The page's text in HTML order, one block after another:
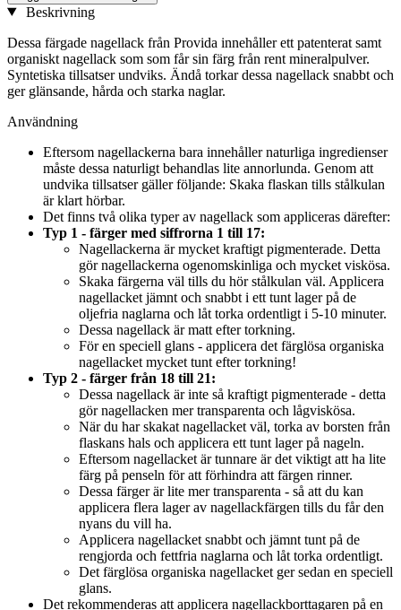
Beskrivning
Dessa färgade nagellack från Provida innehåller ett patenterat samt
organiskt nagellack som som får sin färg från rent mineralpulver.
Syntetiska tillsatser undviks. Ändå torkar dessa nagellack snabbt och
ger glänsande, hårda och starka naglar.
Användning
Eftersom nagellackerna bara innehåller naturliga ingredienser
måste dessa naturligt behandlas lite annorlunda. Genom att
undvika tillsatser gäller följande: Skaka flaskan tills stålkulan
är klart hörbar.
Det finns två olika typer av nagellack som appliceras därefter:
Typ 1 - färger med siffrorna 1 till 17:
Nagellackerna är mycket kraftigt pigmenterade. Detta
gör nagellackerna ogenomskinliga och mycket viskösa.
Skaka färgerna väl tills du hör stålkulan väl. Applicera
nagellacket jämnt och snabbt i ett tunt lager på de
oljefria naglarna och låt torka ordentligt i 5-10 minuter.
Dessa nagellack är matt efter torkning.
För en speciell glans - applicera det färglösa organiska
nagellacket mycket tunt efter torkning!
Typ 2 - färger från 18 till 21:
Dessa nagellack är inte så kraftigt pigmenterade - detta
gör nagellacken mer transparenta och lågviskösa.
När du har skakat nagellacket väl, torka av borsten från
flaskans hals och applicera ett tunt lager på nageln.
Eftersom nagellacket är tunnare är det viktigt att ha lite
färg på penseln för att förhindra att färgen rinner.
Dessa färger är lite mer transparenta - så att du kan
applicera flera lager av nagellackfärgen tills du får den
nyans du vill ha.
Applicera nagellacket snabbt och jämnt tunt på de
rengjorda och fettfria naglarna och låt torka ordentligt.
Det färglösa organiska nagellacket ger sedan en speciell
glans.
Det rekommenderas att applicera nagellackborttagaren på en